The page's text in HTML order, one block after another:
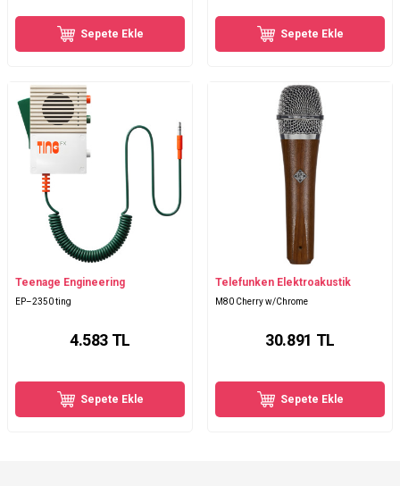
Sepete Ekle Sepete Ekle
Teenage Engineering
EP–2350 ting
4.583 TL
Sepete Ekle
Telefunken Elektroakustik
M80 Cherry w/Chrome
30.891 TL
Sepete Ekle